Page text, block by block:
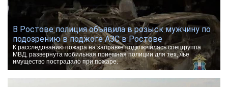
В Ростове полиция объявила в розыск мужчину по
подозрению в поджоге АЗС в Ростове
К расследованию пожара на заправке подключилась спецгруппа
МВД, развернута мобильная приемная полиции для тех, чье
имущество пострадало при пожаре.